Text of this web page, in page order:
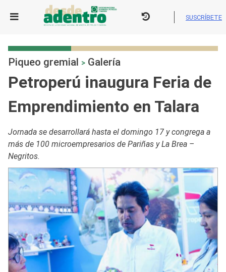
SUSCRÍBETE
Piqueo gremial > Galería
Petroperú inaugura Feria de
Emprendimiento en Talara
Jornada se desarrollará hasta el domingo 17 y congrega a
más de 100 microempresarios de Pariñas y La Brea –
Negritos.